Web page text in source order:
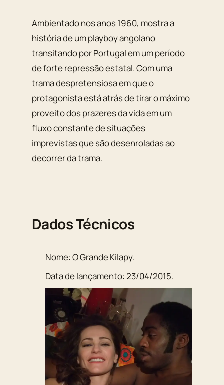
Ambientado nos anos 1960, mostra a
história de um playboy angolano
transitando por Portugal em um período
de forte repressão estatal. Com uma
trama despretensiosa em que o
protagonista está atrás de tirar o máximo
proveito dos prazeres da vida em um
fluxo constante de situações
imprevistas que são desenroladas ao
decorrer da trama.
Dados Técnicos
Nome:O Grande Kilapy.
Data de lançamento:23/04/2015.